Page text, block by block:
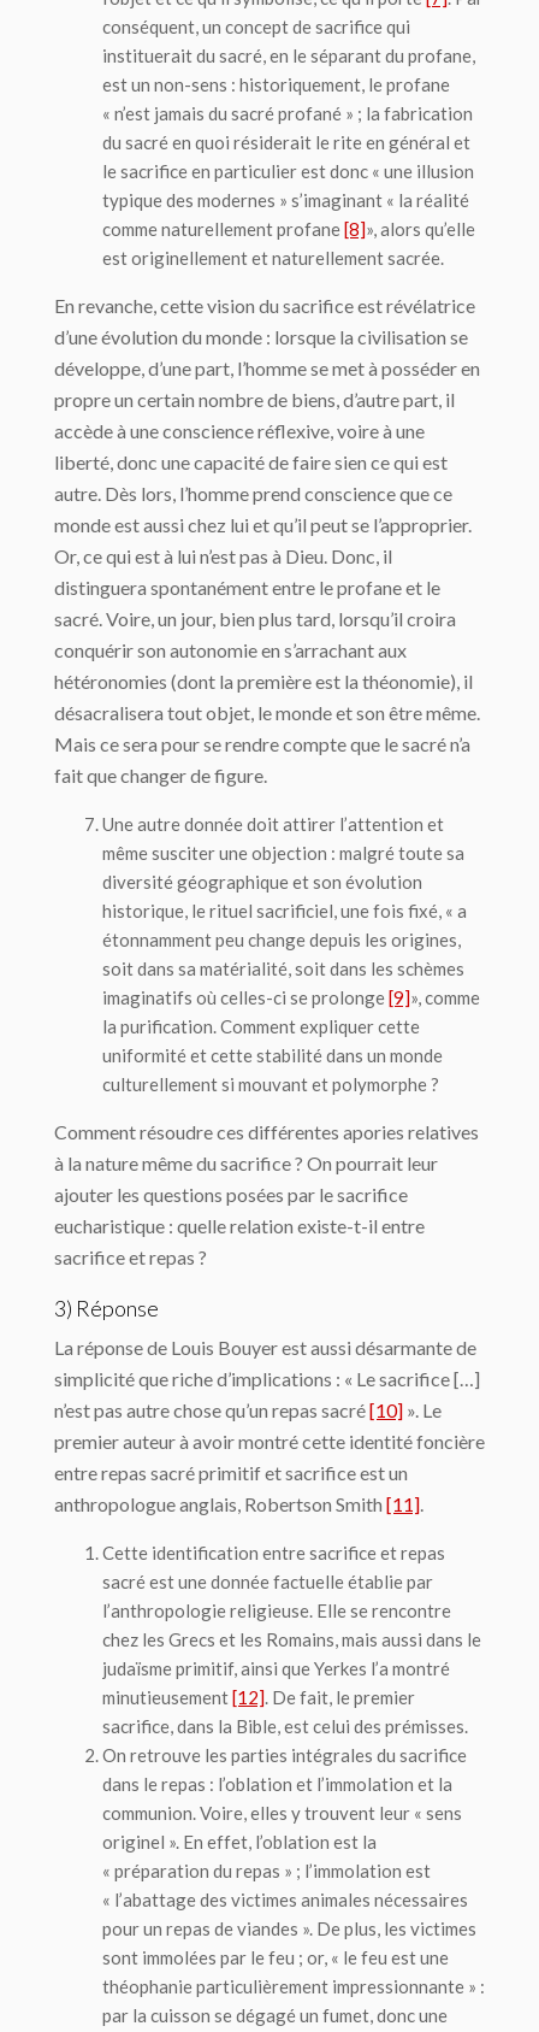
conséquent, un concept de sacrifice qui
instituerait du sacré, en le séparant du profane,
est un non-sens : historiquement, le profane
« n’est jamais du sacré profané » ; la fabrication
du sacré en quoi résiderait le rite en général et
le sacrifice en particulier est donc « une illusion
typique des modernes » s’imaginant « la réalité
comme naturellement profane[8]», alors qu’elle
est originellement et naturellement sacrée.
En revanche, cette vision du sacrifice est révélatrice
d’une évolution du monde : lorsque la civilisation se
développe, d’une part, l’homme se met à posséder en
propre un certain nombre de biens, d’autre part, il
accède à une conscience réflexive, voire à une
liberté, donc une capacité de faire sien ce qui est
autre. Dès lors, l’homme prend conscience que ce
monde est aussi chez lui et qu’il peut se l’approprier.
Or, ce qui est à lui n’est pas à Dieu. Donc, il
distinguera spontanément entre le profane et le
sacré. Voire, un jour, bien plus tard, lorsqu’il croira
conquérir son autonomie en s’arrachant aux
hétéronomies (dont la première est la théonomie), il
désacralisera tout objet, le monde et son être même.
Mais ce sera pour se rendre compte que le sacré n’a
fait que changer de figure.
Une autre donnée doit attirer l’attention et
même susciter une objection : malgré toute sa
diversité géographique et son évolution
historique, le rituel sacrificiel, une fois fixé, « a
étonnamment peu change depuis les origines,
soit dans sa matérialité, soit dans les schèmes
imaginatifs où celles-ci se prolonge[9]», comme
la purification. Comment expliquer cette
uniformité et cette stabilité dans un monde
culturellement si mouvant et polymorphe ?
Comment résoudre ces différentes apories relatives
à la nature même du sacrifice ? On pourrait leur
ajouter les questions posées par le sacrifice
eucharistique : quelle relation existe-t-il entre
sacrifice et repas ?
3) Réponse
La réponse de Louis Bouyer est aussi désarmante de
simplicité que riche d’implications : « Le sacrifice […]
n’est pas autre chose qu’un repas sacré[10] ». Le
premier auteur à avoir montré cette identité foncière
entre repas sacré primitif et sacrifice est un
anthropologue anglais, Robertson Smith [11].
Cette identification entre sacrifice et repas
sacré est une donnée factuelle établie par
l’anthropologie religieuse. Elle se rencontre
chez les Grecs et les Romains, mais aussi dans le
judaïsme primitif, ainsi que Yerkes l’a montré
minutieusement[12]. De fait, le premier
sacrifice, dans la Bible, est celui des prémisses.
On retrouve les parties intégrales du sacrifice
dans le repas : l’oblation et l’immolation et la
communion. Voire, elles y trouvent leur « sens
originel ». En effet, l’oblation est la
« préparation du repas » ; l’immolation est
« l’abattage des victimes animales nécessaires
pour un repas de viandes ». De plus, les victimes
sont immolées par le feu ; or, « le feu est une
théophanie particulièrement impressionnante » :
par la cuisson se dégagé un fumet, donc une